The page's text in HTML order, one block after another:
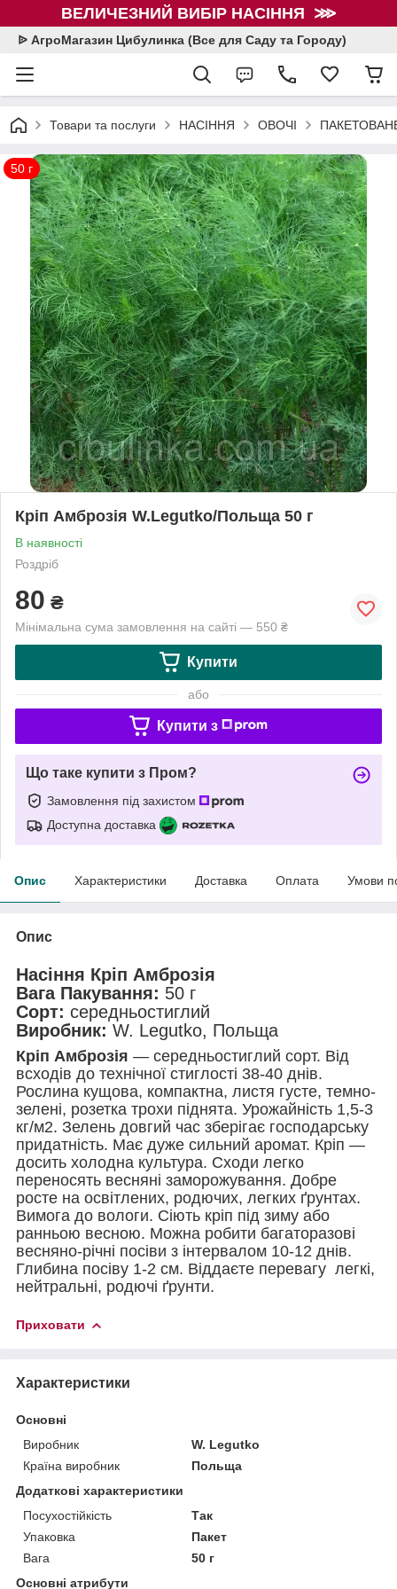
ВЕЛИЧЕЗНИЙ ВИБІР НАСІННЯ ⋙
ᐉ АгроМагазин Цибулинка (Все для Саду та Городу)
Товари та послуги НАСІННЯ ОВОЧІ
50 г
Кріп Амброзія W.Legutko/Польща 50 г
В наявності
Роздріб
80 ₴
Мінімальна сума замовлення на сайті — 550 ₴
Купити
або
Купити з
Що таке купити з Пром?
Замовлення під захистом
Доступна доставка
Опис Характеристики Доставка Оплата Умови
Опис
Насіння Кріп Амброзія
Вага Пакування: 50 г
Сорт: середньостиглий
Виробник: W. Legutko, Польща
Кріп Амброзія — середньостиглий сорт. Від
всходів до технічної стиглості 38-40 днів.
Рослина кущова, компактна, листя густе, темно-
зелені, розетка трохи піднята. Урожайність 1,5-3
кг/м2. Зелень довгий час зберігає господарську
придатність. Має дуже сильний аромат. Кріп —
досить холодна культура. Сходи легко
переносять весняні заморожування. Добре
росте на освітлених, родючих, легких ґрунтах.
Вимога до вологи. Сіють кріп під зиму або
ранньою весною. Можна робити багаторазові
весняно-річні посіви з інтервалом 10-12 днів.
Глибина посіву 1-2 см. Віддаєте перевагу легкі,
нейтральні, родючі ґрунти.
Приховати
Характеристики
Основні
Виробник
W. Legutko
Країна виробник
Польща
Додаткові характеристики
Посухостійкість
Так
Упаковка
Пакет
Вага
50 г
Основні атрибути